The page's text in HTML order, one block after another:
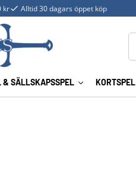
kr Alltid 30 dagars öppet köp
& SÄLLSKAPSSPEL KORTSPEL